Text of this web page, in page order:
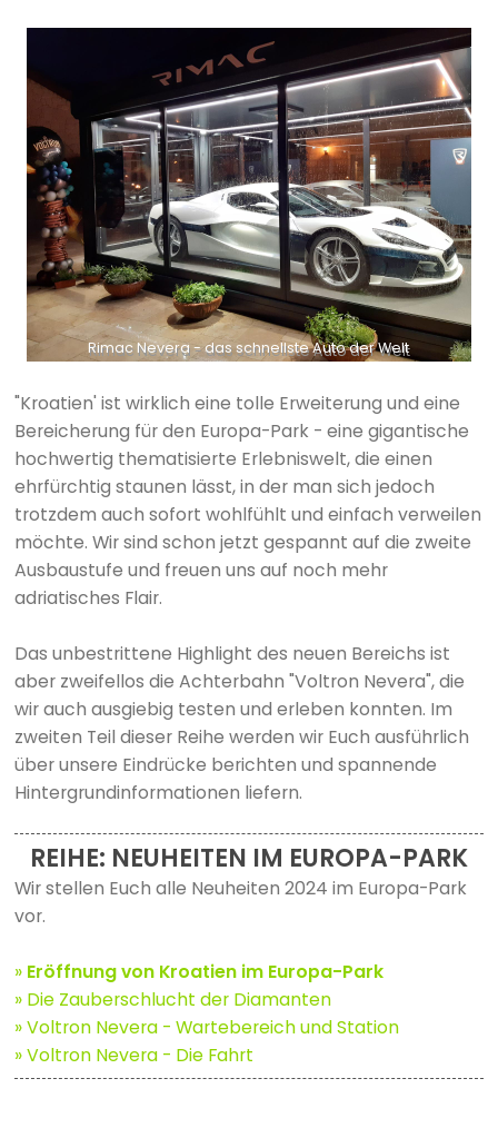
Rimac Nevera - das schnellste Auto der Welt
"Kroatien' ist wirklich eine tolle Erweiterung und eine
Bereicherung für den Europa-Park - eine gigantische
hochwertig thematisierte Erlebniswelt, die einen
ehrfürchtig staunen lässt, in der man sich jedoch
trotzdem auch sofort wohlfühlt und einfach verweilen
möchte. Wir sind schon jetzt gespannt auf die zweite
Ausbaustufe und freuen uns auf noch mehr
adriatisches Flair.
Das unbestrittene Highlight des neuen Bereichs ist
aber zweifellos die Achterbahn "Voltron Nevera", die
wir auch ausgiebig testen und erleben konnten. Im
zweiten Teil dieser Reihe werden wir Euch ausführlich
über unsere Eindrücke berichten und spannende
Hintergrundinformationen liefern.
REIHE: NEUHEITEN IM EUROPA-PARK
Wir stellen Euch alle Neuheiten 2024 im Europa-Park
vor.
» Eröffnung von Kroatien im Europa-Park
» Die Zauberschlucht der Diamanten
» Voltron Nevera - Wartebereich und Station
» Voltron Nevera - Die Fahrt